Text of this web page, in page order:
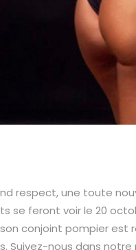
respect, une toute
se feront voir le 20
conjoint pompier est
Suivez-nous dans